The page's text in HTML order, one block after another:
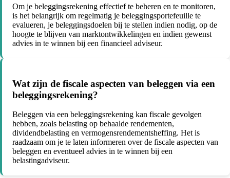
Om je beleggingsrekening effectief te beheren en te monitoren,
is het belangrijk om regelmatig je beleggingsportefeuille te
evalueren, je beleggingsdoelen bij te stellen indien nodig, op de
hoogte te blijven van marktontwikkelingen en indien gewenst
advies in te winnen bij een financieel adviseur.
Wat zijn de fiscale aspecten van beleggen via een
beleggingsrekening?
Beleggen via een beleggingsrekening kan fiscale gevolgen
hebben, zoals belasting op behaalde rendementen,
dividendbelasting en vermogensrendementsheffing. Het is
raadzaam om je te laten informeren over de fiscale aspecten van
beleggen en eventueel advies in te winnen bij een
belastingadviseur.